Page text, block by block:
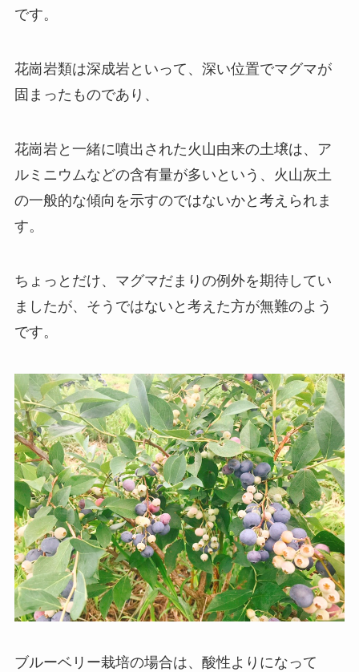
です。
花崗岩類は深成岩といって、深い位置でマグマが
固まったものであり、
花崗岩と一緒に噴出された火山由来の土壌は、ア
ルミニウムなどの含有量が多いという、火山灰土
の一般的な傾向を示すのではないかと考えられま
す。
ちょっとだけ、マグマだまりの例外を期待してい
ましたが、そうではないと考えた方が無難のよう
です。
ブルーベリー栽培の場合は、酸性よりになって